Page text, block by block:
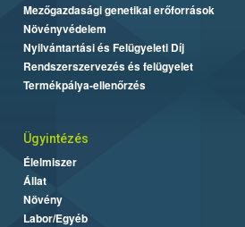
Mezőgazdasági genetikai erőforrások
Növényvédelem
Nyilvántartási és Felügyeleti Díj
Rendszerszervezés és felügyelet
Termékpálya-ellenőrzés
Ügyintézés
Élelmiszer
Állat
Növény
Labor/Egyéb